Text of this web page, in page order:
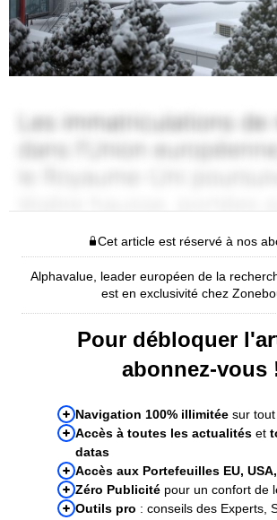
Cet article est réservé à nos
Alphavalue, leader européen de la
est en exclusivité chez
Pour débloquer
abonnez-vous
Navigation 100% illimitée sur
Accès à toutes les actualités et
datas
Accès aux Portefeuilles EU,
Zéro Publicité pour un confort de
Outils pro : conseils des Experts,